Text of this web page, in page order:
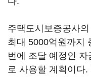
주택도시보증공사
최대 5000억원까지
번에 조달 예정인
로 사용할 계획이다